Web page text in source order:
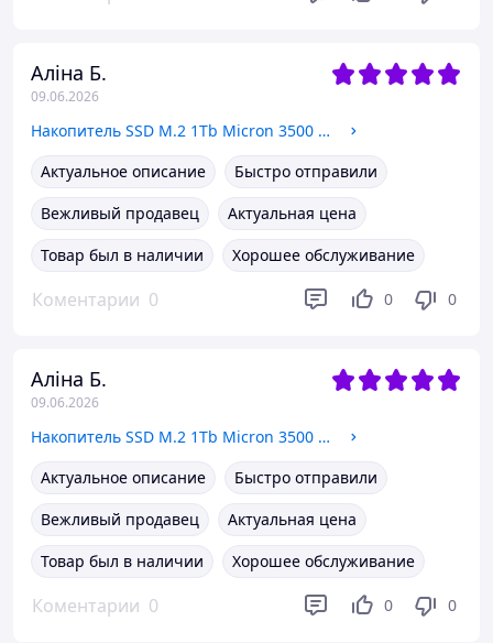
Аліна Б.
09.06.2026
Накопитель SSD M.2 1Tb Micron 3500 2280 NVMe PCIe 4.0 x4 (MTFDKBA1T0TGD) OEM NEW
Актуальное описание
Быстро отправили
Вежливый продавец
Актуальная цена
Товар был в наличии
Хорошее обслуживание
Коментарии 0 0 0
Аліна Б.
09.06.2026
Накопитель SSD M.2 1Tb Micron 3500 2280 NVMe PCIe 4.0 x4 (MTFDKBA1T0TGD) OEM NEW
Актуальное описание
Быстро отправили
Вежливый продавец
Актуальная цена
Товар был в наличии
Хорошее обслуживание
Коментарии 0 0 0